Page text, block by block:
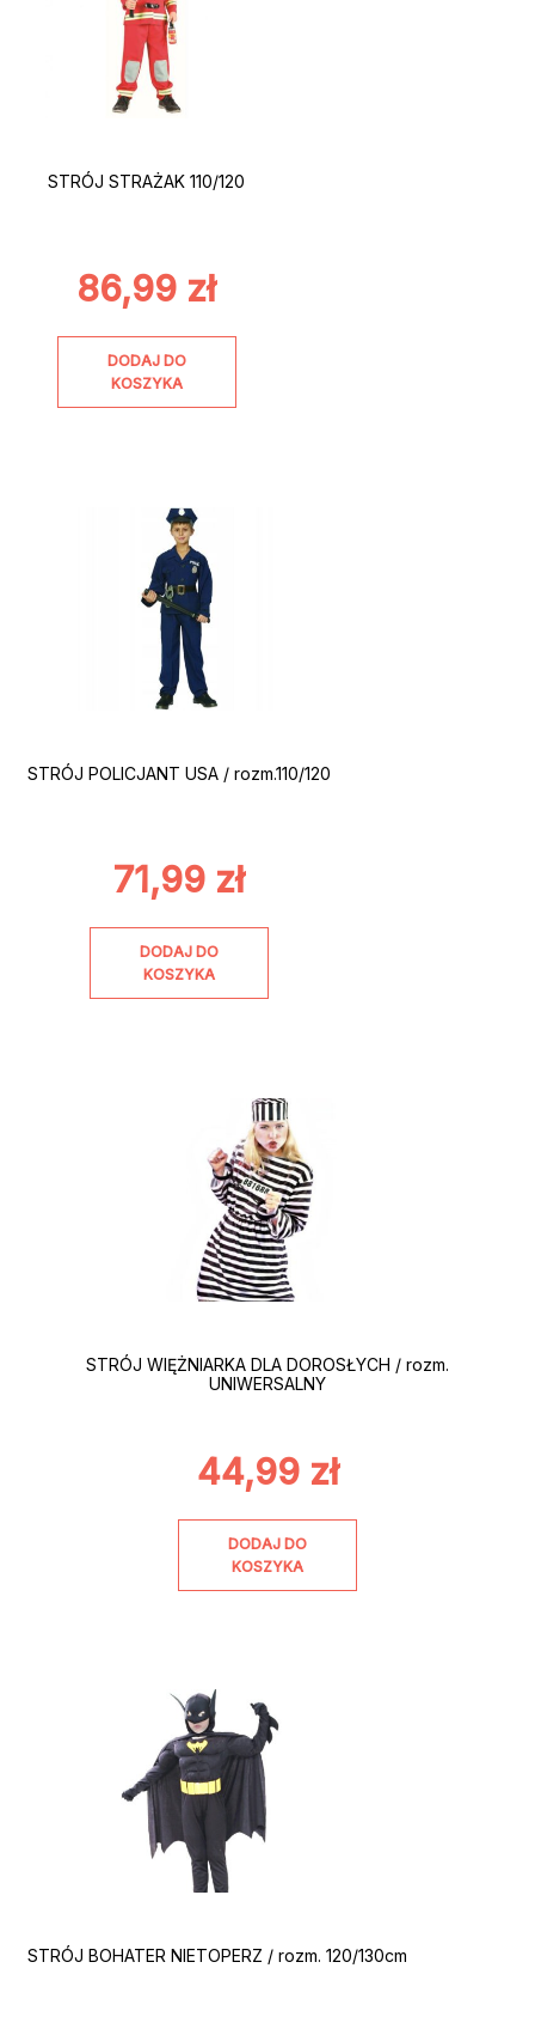
STRÓJ STRAŻAK 110/120
86,99 zł
DODAJ DO
KOSZYKA
STRÓJ POLICJANT USA / rozm.110/120
71,99 zł
DODAJ DO
KOSZYKA
STRÓJ WIĘŻNIARKA DLA DOROSŁYCH / rozm.
UNIWERSALNY
44,99 zł
DODAJ DO
KOSZYKA
STRÓJ BOHATER NIETOPERZ / rozm. 120/130cm